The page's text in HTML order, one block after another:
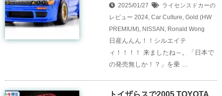
2025/01/27
ライセンスドカーの
レビュー 2024, Car Culture, Gold (HW
PREMIUM), NISSAN , Ronald Wong
日産んんん！！シルエイテ
ィ！！！！ 来ましたね～。「日本で
の発売無しか！？」を乗 …
トイザらスで2005 TOYOTA